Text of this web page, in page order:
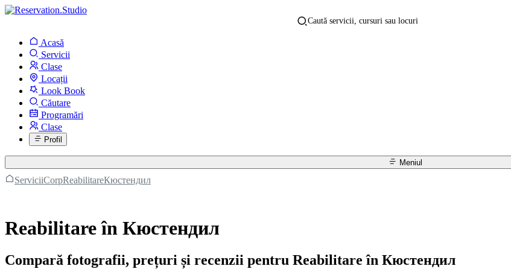
Caută servicii, cursuri sau locuri
Acasă
Servicii
Clase
Locații
Look Book
Căutare
Programări
Clase
Profil
Meniul
ServiciiCorpReabilitareКюстендил
Reabilitare în Кюстендил
Compară fotografii, prețuri și recenzii pentru Reabilitare în Кюстендил